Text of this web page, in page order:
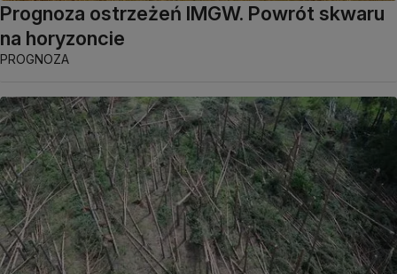
Prognoza ostrzeżeń IMGW. Powrót skwaru
na horyzoncie
PROGNOZA